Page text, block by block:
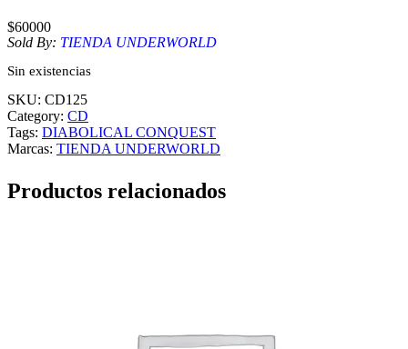
$60000
Sold By: TIENDA UNDERWORLD
Sin existencias
SKU: CD125
Category: CD
Tags: DIABOLICAL CONQUEST
Marcas: TIENDA UNDERWORLD
Productos relacionados